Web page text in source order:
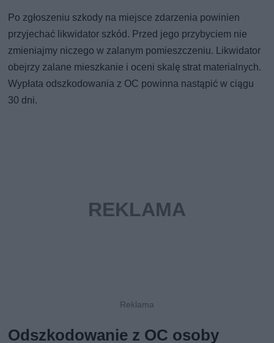
Po zgłoszeniu szkody na miejsce zdarzenia powinien
przyjechać likwidator szkód. Przed jego przybyciem nie
zmieniajmy niczego w zalanym pomieszczeniu. Likwidator
obejrzy zalane mieszkanie i oceni skalę strat materialnych.
Wypłata odszkodowania z OC powinna nastąpić w ciągu
30 dni.
Odszkodowanie z OC osoby